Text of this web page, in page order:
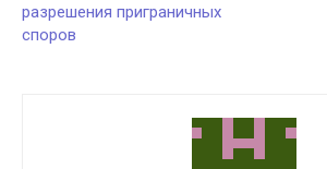
разрешения приграничных
споров